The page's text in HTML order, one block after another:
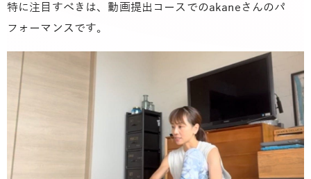
特に注目すべきは、動画提出コースでのakaneさんのパ
フォーマンスです。